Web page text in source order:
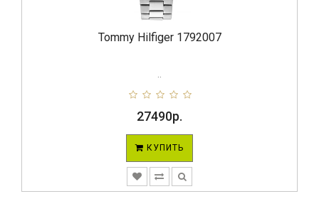
Tommy Hilfiger 1792007
27490р.
КУПИТЬ